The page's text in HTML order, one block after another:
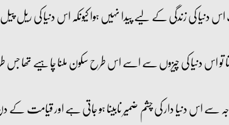
کی زندگی کے لیے پیدا نہیں ہوا کیونکہ اس دنیا کی ریل
تو اس دنیا کی چیزوں سے اسے اس طرح سکون ملنا چاہیے تھا جس
سے اس دنیا دار کی چشم ضمیر نابینا ہو جاتی ہے اور